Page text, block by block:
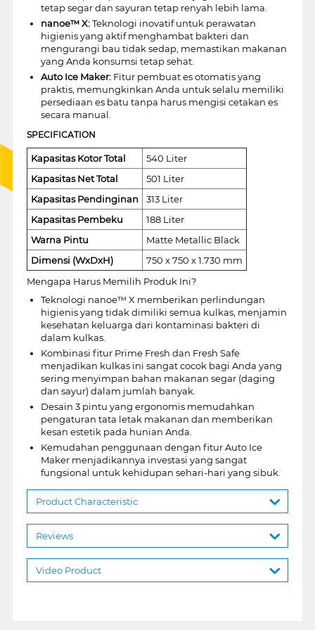
tetap segar dan sayuran tetap renyah lebih lama.
nanoe™ X:Teknologi inovatif untuk perawatan
higienis yang aktif menghambat bakteri dan
mengurangi bau tidak sedap, memastikan makanan
yang Anda konsumsi tetap sehat.
Auto Ice Maker:Fitur pembuat es otomatis yang
praktis, memungkinkan Anda untuk selalu memiliki
persediaan es batu tanpa harus mengisi cetakan es
secara manual.
SPECIFICATION
Kapasitas Kotor Total
540 Liter
Kapasitas Net Total
501 Liter
Kapasitas Pendinginan
313 Liter
Kapasitas Pembeku
188 Liter
Warna Pintu
Matte Metallic Black
Dimensi (WxDxH)
750 x 750 x 1.730 mm
Mengapa Harus Memilih Produk Ini?
Teknologi nanoe™ X memberikan perlindungan
higienis yang tidak dimiliki semua kulkas, menjamin
kesehatan keluarga dari kontaminasi bakteri di
dalam kulkas.
Kombinasi fitur Prime Fresh dan Fresh Safe
menjadikan kulkas ini sangat cocok bagi Anda yang
sering menyimpan bahan makanan segar (daging
dan sayur) dalam jumlah banyak.
Desain 3 pintu yang ergonomis memudahkan
pengaturan tata letak makanan dan memberikan
kesan estetik pada hunian Anda.
Kemudahan penggunaan dengan fitur Auto Ice
Maker menjadikannya investasi yang sangat
fungsional untuk kehidupan sehari-hari yang sibuk.
Product Characteristic
Reviews
Video Product